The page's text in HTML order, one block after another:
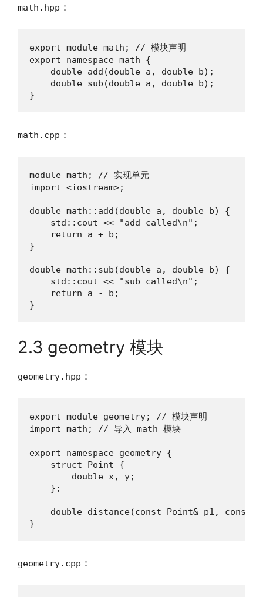
math.hpp ：
export module math; // 模块声明
export namespace math {
    double add(double a, double b);
    double sub(double a, double b);
}
math.cpp ：
module math; // 实现单元
import <iostream>;
double math::add(double a, double b) {
    std::cout << "add called\n";
    return a + b;
}
double math::sub(double a, double b) {
    std::cout << "sub called\n";
    return a - b;
}
2.3 geometry 模块
geometry.hpp ：
export module geometry; // 模块声明
import math; // 导入 math 模块
export namespace geometry {
    struct Point {
        double x, y;
    };
double distance(const Point& p1, const
}
geometry.cpp ：